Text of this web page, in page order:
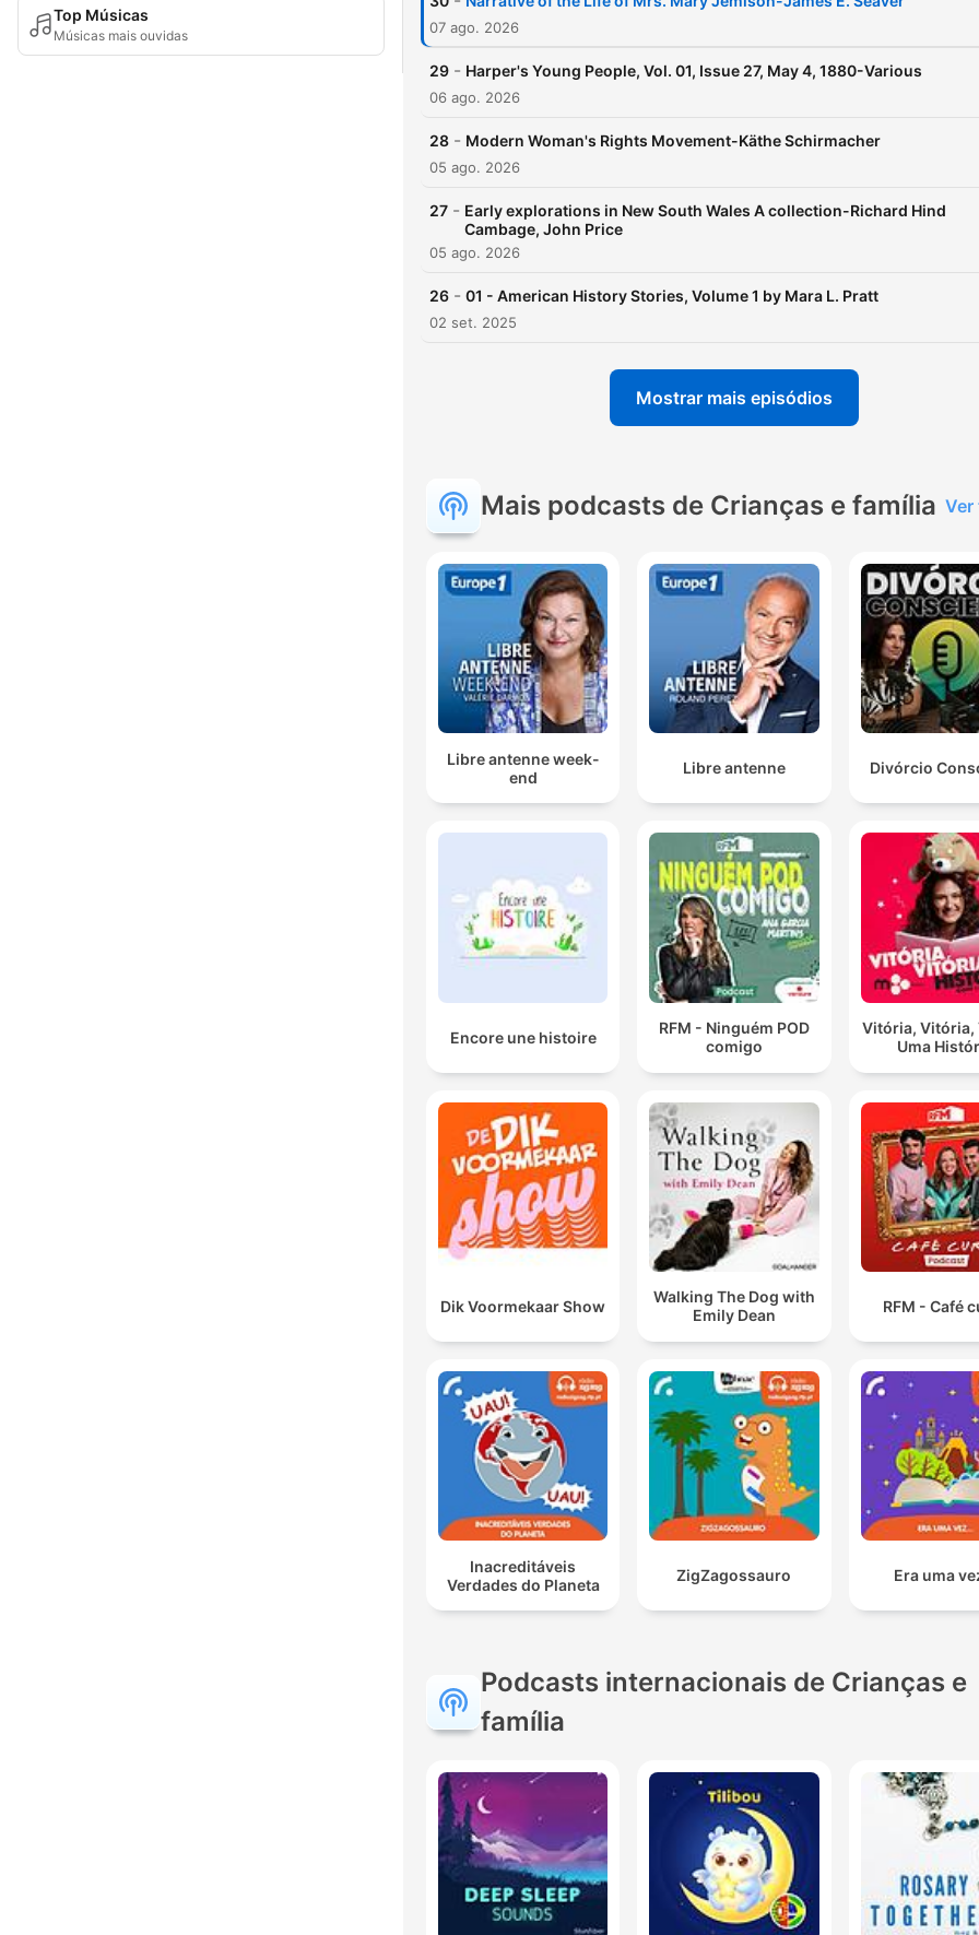
Top Músicas
Músicas mais ouvidas 07 ago. 2026
29 - Harper's Young People, Vol. 01, Issue 27, May 4, 1880-Various
06 ago. 2026
28 - Modern Woman's Rights Movement-Käthe Schirmacher
05 ago. 2026
27 - Early explorations in New South Wales A collection-Richard Hind
Cambage, John Price
05 ago. 2026
26 - 01 - American History Stories, Volume 1 by Mara L. Pratt
02 set. 2025
Mostrar mais episódios
Mais podcasts de Crianças e família Ver
Libre antenne week-
end
Libre antenne Divórcio
Encore une histoire
RFM - Ninguém POD
comigo
Vitória, Vitória,
Uma
Dik Voormekaar Show
Walking The Dog with
Emily Dean
RFM - Café
Inacreditáveis
Verdades do Planeta
ZigZagossauro Era uma
Podcasts internacionais de Crianças e
família